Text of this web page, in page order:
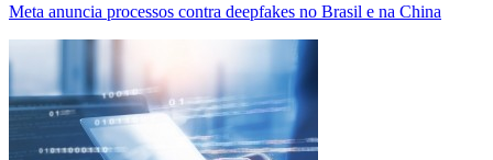
Meta anuncia processos contra deepfakes no Brasil e na China